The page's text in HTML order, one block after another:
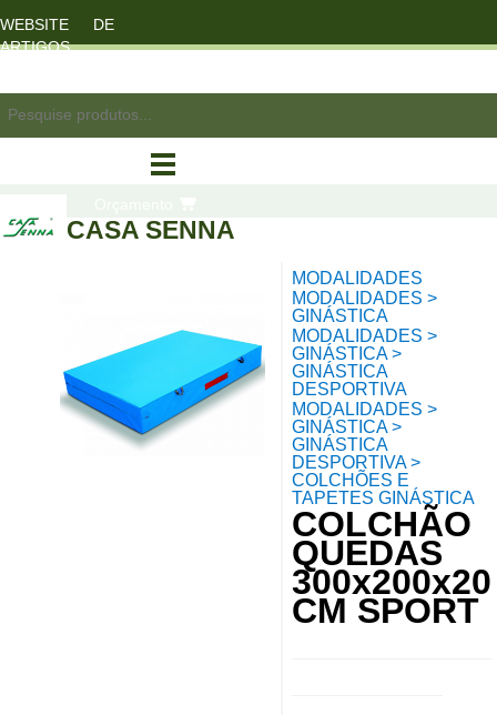
WEBSITE DE
ARTIGOS
CASA SENNA
MODALIDADES
MODALIDADES >
GINÁSTICA
MODALIDADES >
GINÁSTICA >
GINÁSTICA
DESPORTIVA
MODALIDADES >
GINÁSTICA >
GINÁSTICA
DESPORTIVA >
COLCHÕES E
TAPETES GINÁSTICA
COLCHÃO
QUEDAS
300x200x20
CM SPORT